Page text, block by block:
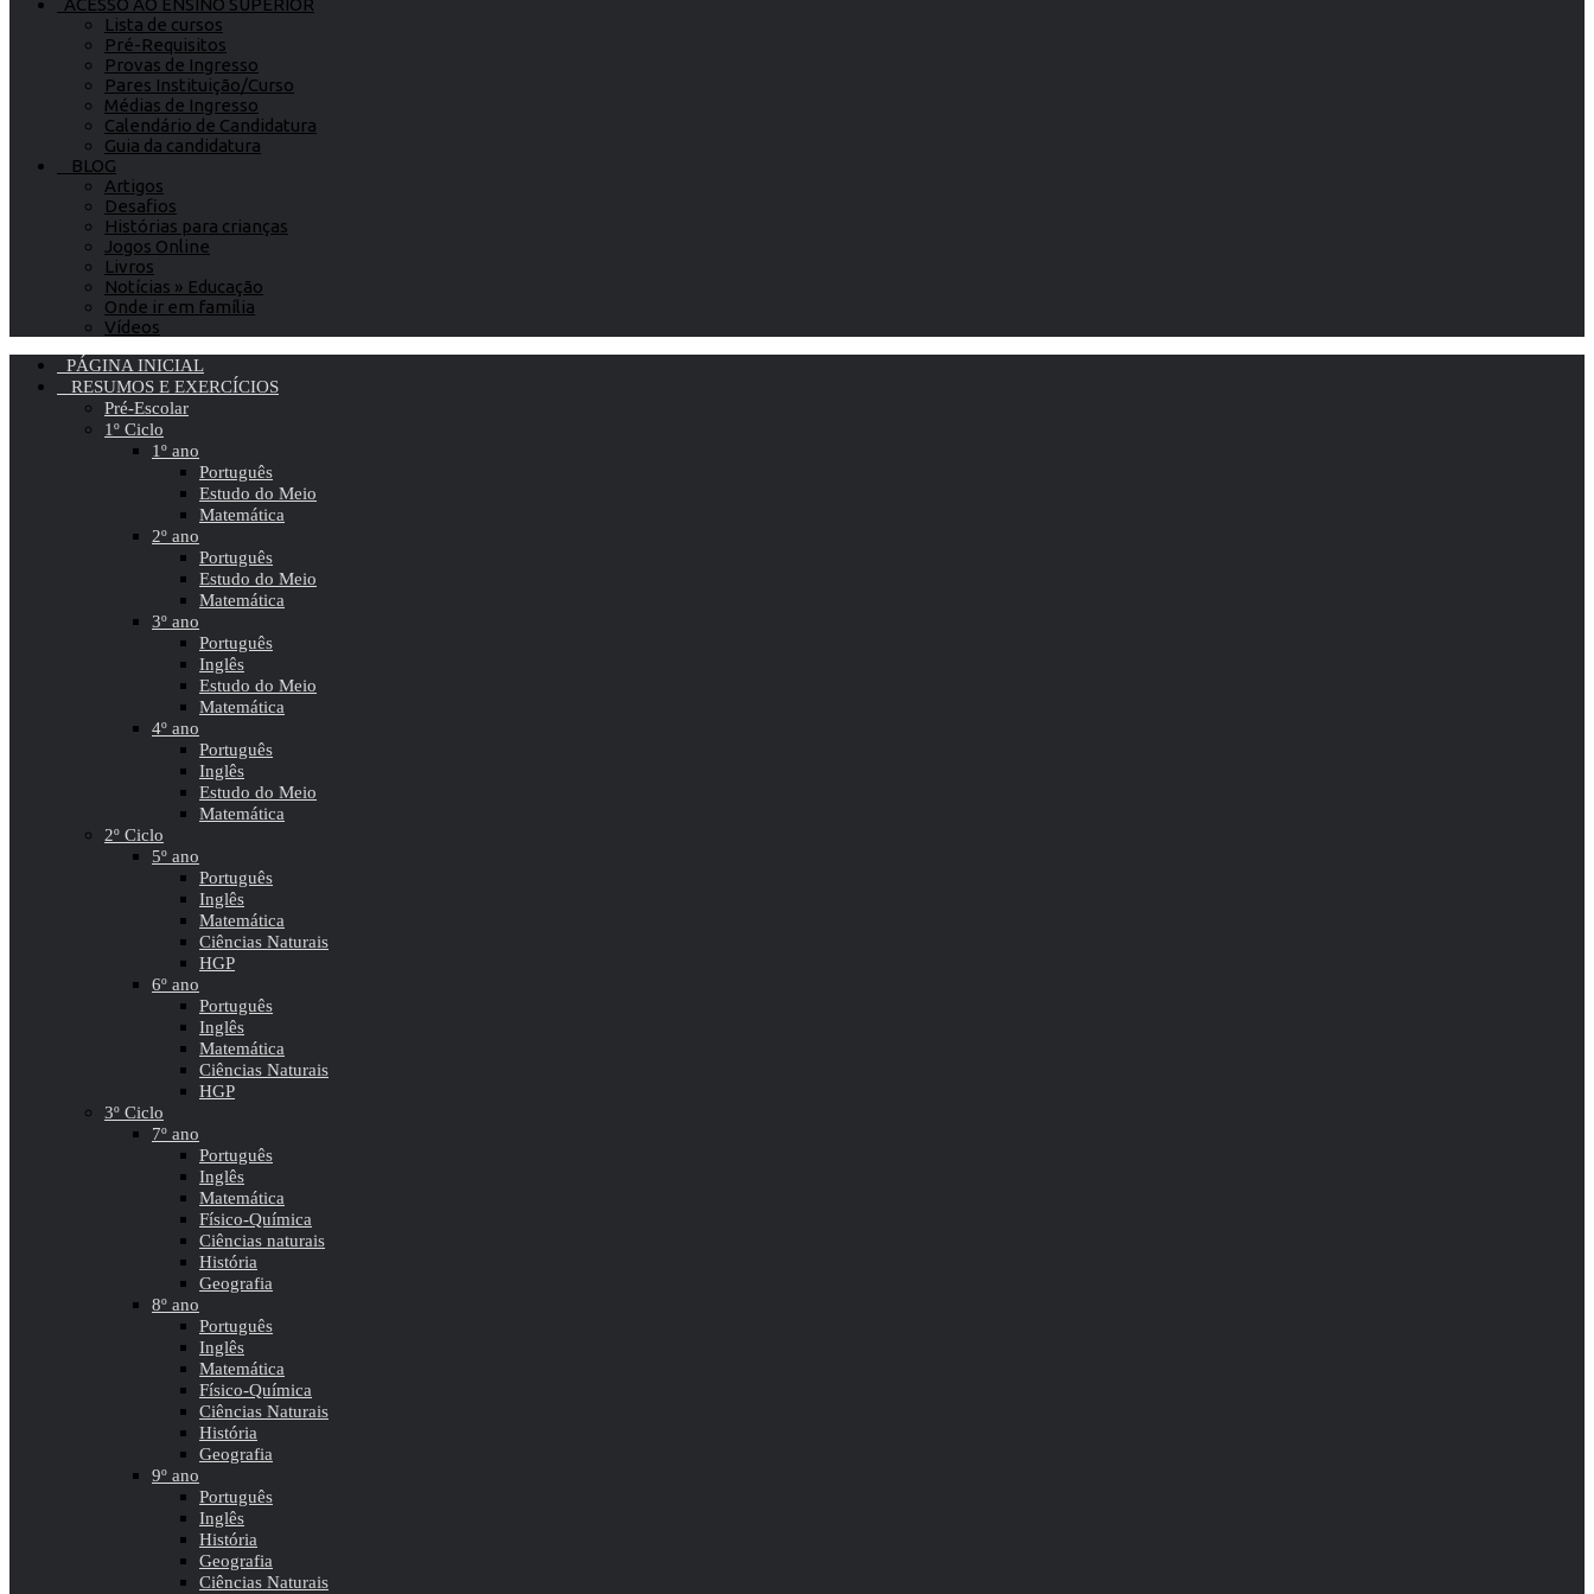
ACESSO AO ENSINO SUPERIOR
Lista de cursos
Pré-Requisitos
Provas de Ingresso
Pares Instituição/Curso
Médias de Ingresso
Calendário de Candidatura
Guia da candidatura
BLOG
Artigos
Desafios
Histórias para crianças
Jogos Online
Livros
Notícias » Educação
Onde ir em família
Vídeos
PÁGINA INICIAL
RESUMOS E EXERCÍCIOS
Pré-Escolar
1º Ciclo
1º ano
Português
Estudo do Meio
Matemática
2º ano
Português
Estudo do Meio
Matemática
3º ano
Português
Inglês
Estudo do Meio
Matemática
4º ano
Português
Inglês
Estudo do Meio
Matemática
2º Ciclo
5º ano
Português
Inglês
Matemática
Ciências Naturais
HGP
6º ano
Português
Inglês
Matemática
Ciências Naturais
HGP
3º Ciclo
7º ano
Português
Inglês
Matemática
Físico-Química
Ciências naturais
História
Geografia
8º ano
Português
Inglês
Matemática
Físico-Química
Ciências Naturais
História
Geografia
9º ano
Português
Inglês
História
Geografia
Ciências Naturais